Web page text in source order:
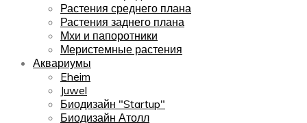
Растения среднего плана
Растения заднего плана
Мхи и папоротники
Меристемные растения
Аквариумы
Eheim
Juwel
Биодизайн "Startup"
Биодизайн Атолл